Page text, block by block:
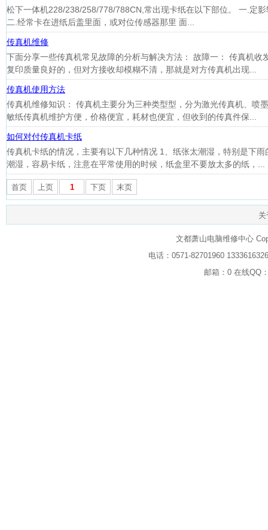
松下一体机228/238/258/778/788CN,常出现卡纸在以下部位。 一.定
二.经常卡在进纸后盖里面，或对位传感器那里 面...
传真机维修
下面分享一些传真机常见故障的分析与解决方法： 故障一： 传真机收
复印质量良好的，但对方接收却模糊不清，那就是对方传真机出现...
传真机使用方法
传真机维修知识： 传真机主要分为三种类型型，分为激光传真机、喷
敏纸传真机维护方便，价格便宜，耗材也便宜，但收到的传真件保...
如何对付传真机卡纸
传真机卡纸的情况，主要有以下几种情况 1、纸张太潮湿，特别是下
潮湿，容易卡纸，注意在平常使用的时候，纸盒里不要放太多的纸，...
首页 上页 1 下页 末页
文都萧山电脑维修中心
电话：0571-82701960
邮箱：0 在线QQ